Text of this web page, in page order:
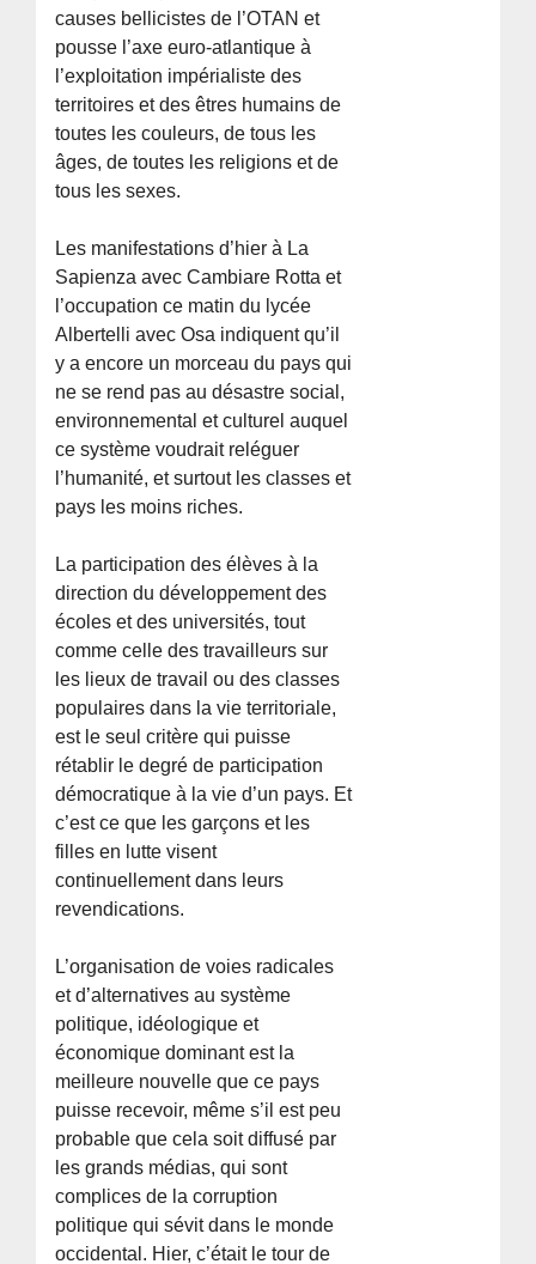
causes bellicistes de l’OTAN et
pousse l’axe euro-atlantique à
l’exploitation impérialiste des
territoires et des êtres humains de
toutes les couleurs, de tous les
âges, de toutes les religions et de
tous les sexes.
Les manifestations d’hier à La
Sapienza avec Cambiare Rotta et
l’occupation ce matin du lycée
Albertelli avec Osa indiquent qu’il
y a encore un morceau du pays qui
ne se rend pas au désastre social,
environnemental et culturel auquel
ce système voudrait reléguer
l’humanité, et surtout les classes et
pays les moins riches.
La participation des élèves à la
direction du développement des
écoles et des universités, tout
comme celle des travailleurs sur
les lieux de travail ou des classes
populaires dans la vie territoriale,
est le seul critère qui puisse
rétablir le degré de participation
démocratique à la vie d’un pays. Et
c’est ce que les garçons et les
filles en lutte visent
continuellement dans leurs
revendications.
L’organisation de voies radicales
et d’alternatives au système
politique, idéologique et
économique dominant est la
meilleure nouvelle que ce pays
puisse recevoir, même s’il est peu
probable que cela soit diffusé par
les grands médias, qui sont
complices de la corruption
politique qui sévit dans le monde
occidental. Hier, c’était le tour de